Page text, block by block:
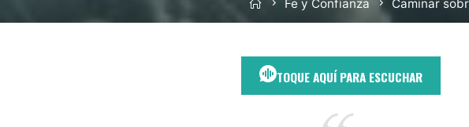
Fe y Confianza Caminar
TOQUE AQUÍ PARA ESCUCHAR